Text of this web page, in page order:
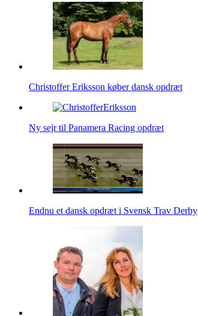
Christoffer Eriksson køber dansk opdræt
Ny sejr til Panamera Racing opdræt
Endnu et dansk opdræt i Svensk Trav Derby